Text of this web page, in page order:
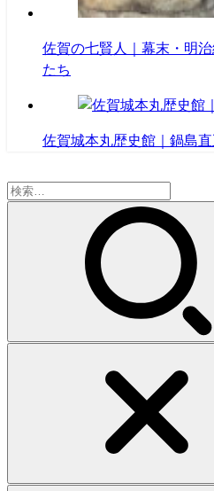
佐賀の七賢人｜幕末・明
たち
佐賀城本丸歴史館｜鍋島
検